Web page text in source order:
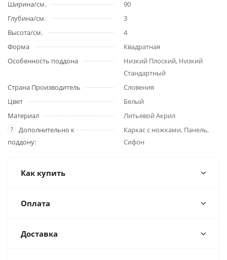
Ширина/см.
90
Глубина/см.
3
Высота/см.
4
Форма
Квадратная
Особенность поддона
Низкий Плоский, Низкий
Стандартный
Страна Производитель
Словения
Цвет
Белый
Материал
Литьевой Акрил
?
Дополнительно к
поддону:
Каркас с ножками, Панель,
Сифон
Как купить
Оплата
Доставка